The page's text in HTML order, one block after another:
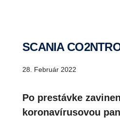
SCANIA
28. Február 2022
Po prestávke
koronavírusovou